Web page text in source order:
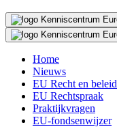
Home
Nieuws
EU Recht en beleid
EU Rechtspraak
Praktijkvragen
EU-fondsenwijzer